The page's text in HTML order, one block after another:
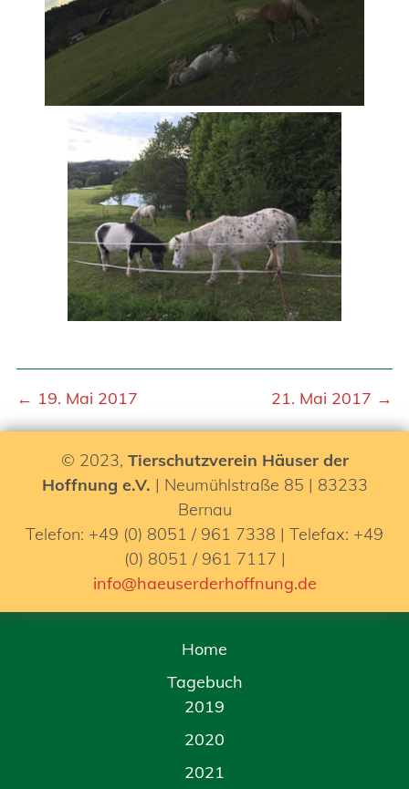
← 19. Mai 2017 21. Mai 2017 →
© 2023, Tierschutzverein Häuser der
Hoffnung e.V. | Neumühlstraße 85 | 83233
Bernau
Telefon: +49 (0) 8051 / 961 7338 | Telefax: +49
(0) 8051 / 961 7117 |
info@haeuserderhoffnung.de
Home
Tagebuch
2019
2020
2021